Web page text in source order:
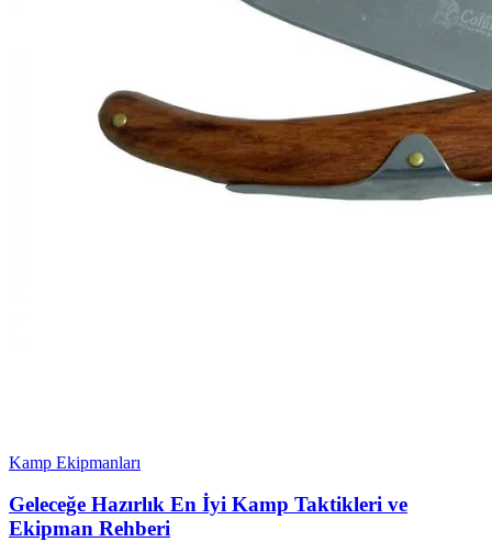
Kamp Ekipmanları
Geleceğe Hazırlık En İyi Kamp Taktikleri ve
Ekipman Rehberi